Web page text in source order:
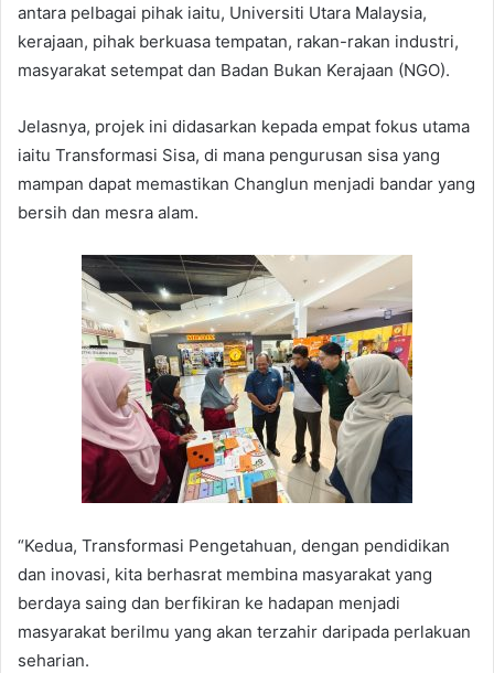
antara pelbagai pihak iaitu, Universiti Utara Malaysia,
kerajaan, pihak berkuasa tempatan, rakan-rakan industri,
masyarakat setempat dan Badan Bukan Kerajaan (NGO).
Jelasnya, projek ini didasarkan kepada empat fokus utama
iaitu Transformasi Sisa, di mana pengurusan sisa yang
mampan dapat memastikan Changlun menjadi bandar yang
bersih dan mesra alam.
“Kedua, Transformasi Pengetahuan, dengan pendidikan
dan inovasi, kita berhasrat membina masyarakat yang
berdaya saing dan berfikiran ke hadapan menjadi
masyarakat berilmu yang akan terzahir daripada perlakuan
seharian.